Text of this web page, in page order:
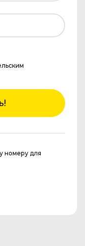
номеру для